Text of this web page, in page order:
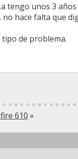
tengo unos 3
hace falta que
de problema.
610 »